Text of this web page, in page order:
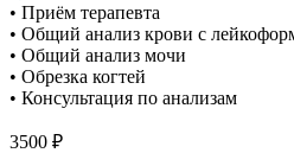
• Приём терапевта
• Общий анализ крови с
• Общий анализ мочи
• Обрезка когтей
• Консультация по анализам
3500 ₽